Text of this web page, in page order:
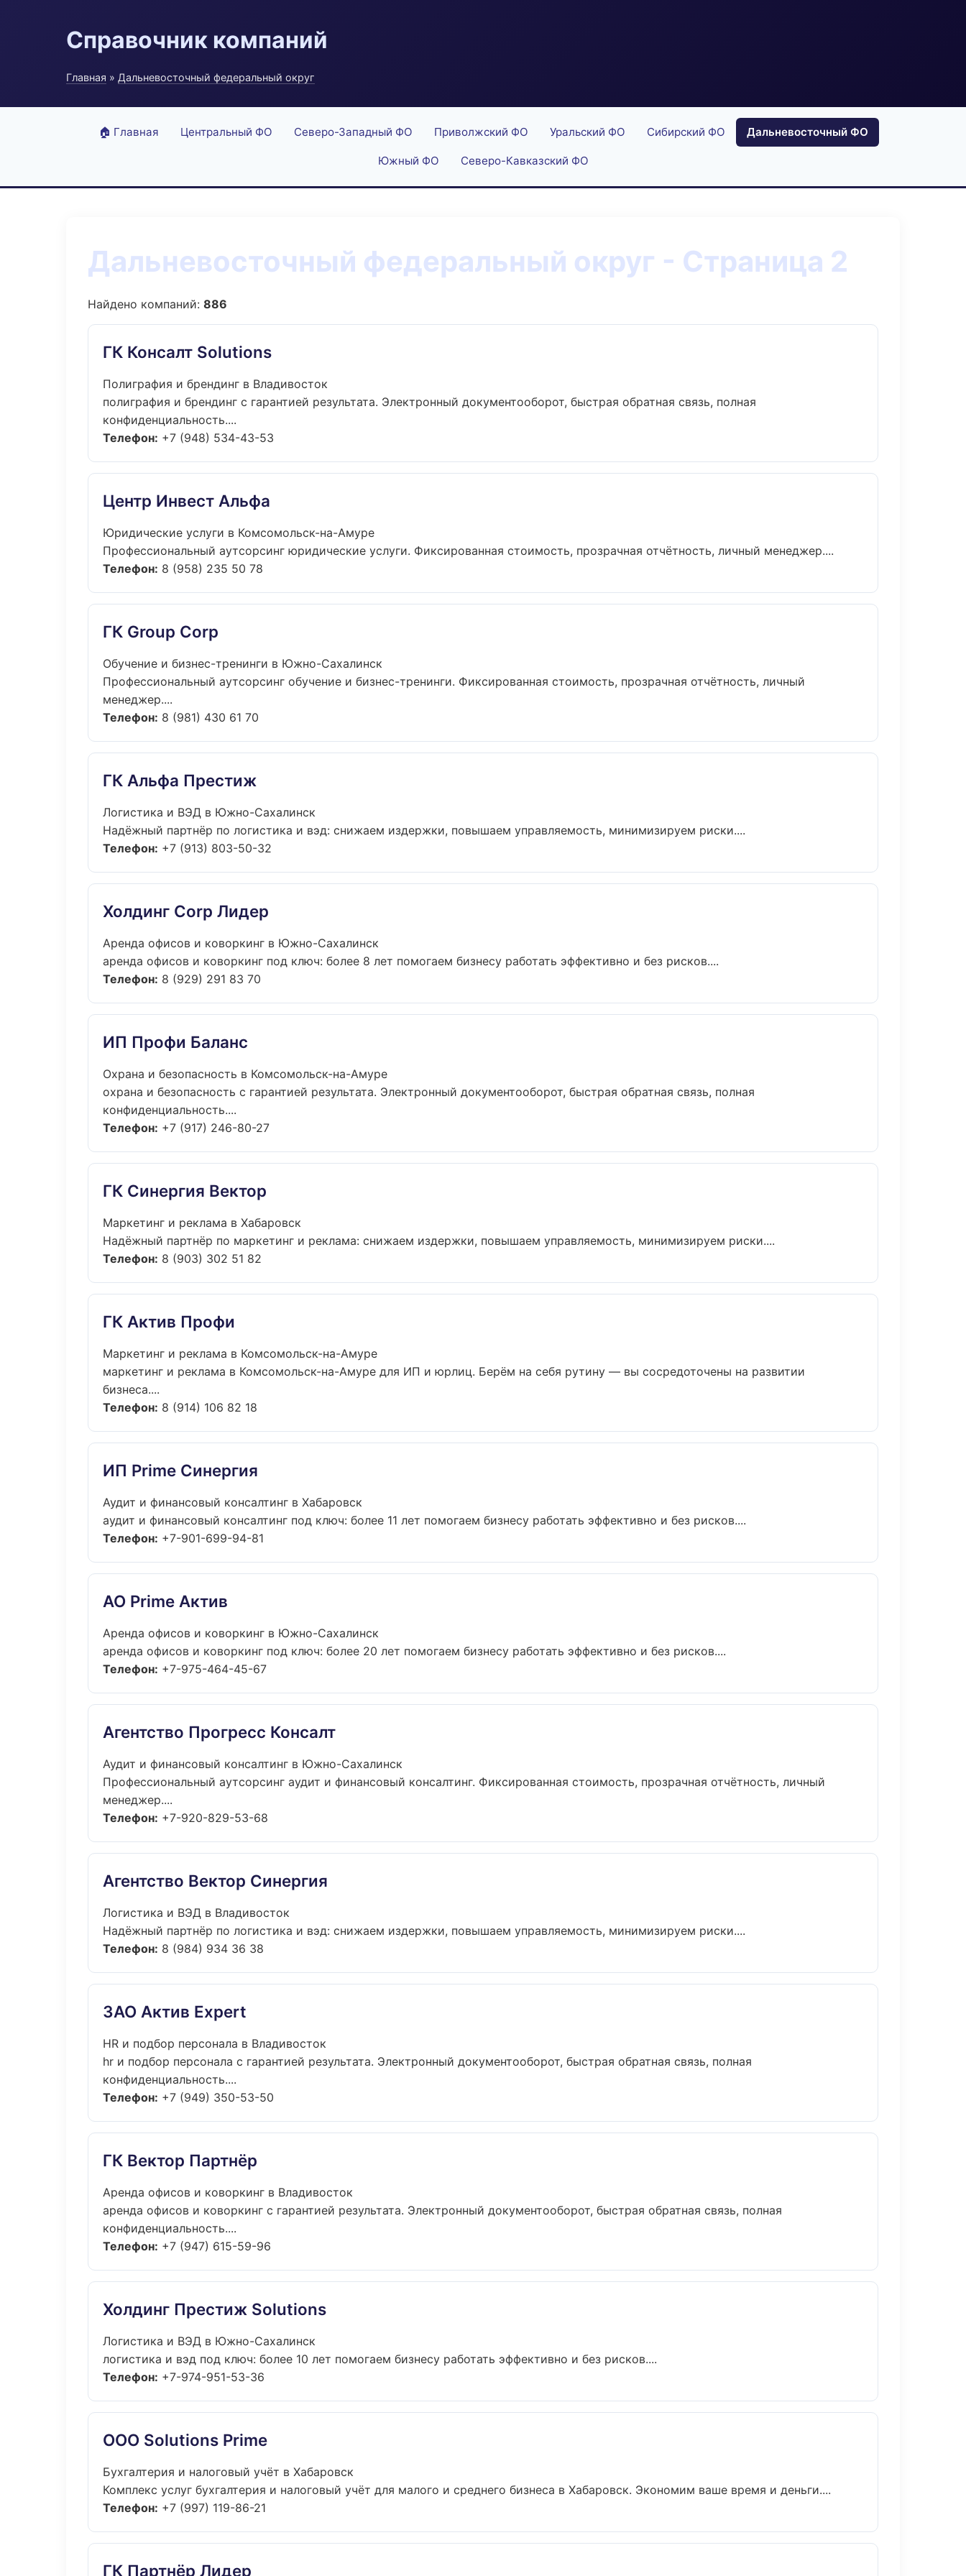
Справочник компаний
Главная » Дальневосточный федеральный округ
🏠 Главная Центральный ФО Северо-Западный ФО Приволжский ФО Уральский ФО Сибирский ФО Дальневосточный ФО
Южный ФО Северо-Кавказский ФО
Дальневосточный федеральный округ - Страница 2
Найдено компаний: 886
ГК Консалт Solutions
Полиграфия и брендинг в Владивосток
полиграфия и брендинг с гарантией результата. Электронный документооборот, быстрая обратная связь, полная
конфиденциальность....
Телефон: +7 (948) 534-43-53
Центр Инвест Альфа
Юридические услуги в Комсомольск-на-Амуре
Профессиональный аутсорсинг юридические услуги. Фиксированная стоимость, прозрачная отчётность, личный менеджер....
Телефон: 8 (958) 235 50 78
ГК Group Corp
Обучение и бизнес-тренинги в Южно-Сахалинск
Профессиональный аутсорсинг обучение и бизнес-тренинги. Фиксированная стоимость, прозрачная отчётность, личный
менеджер....
Телефон: 8 (981) 430 61 70
ГК Альфа Престиж
Логистика и ВЭД в Южно-Сахалинск
Надёжный партнёр по логистика и вэд: снижаем издержки, повышаем управляемость, минимизируем риски....
Телефон: +7 (913) 803-50-32
Холдинг Corp Лидер
Аренда офисов и коворкинг в Южно-Сахалинск
аренда офисов и коворкинг под ключ: более 8 лет помогаем бизнесу работать эффективно и без рисков....
Телефон: 8 (929) 291 83 70
ИП Профи Баланс
Охрана и безопасность в Комсомольск-на-Амуре
охрана и безопасность с гарантией результата. Электронный документооборот, быстрая обратная связь, полная
конфиденциальность....
Телефон: +7 (917) 246-80-27
ГК Синергия Вектор
Маркетинг и реклама в Хабаровск
Надёжный партнёр по маркетинг и реклама: снижаем издержки, повышаем управляемость, минимизируем риски....
Телефон: 8 (903) 302 51 82
ГК Актив Профи
Маркетинг и реклама в Комсомольск-на-Амуре
маркетинг и реклама в Комсомольск-на-Амуре для ИП и юрлиц. Берём на себя рутину — вы сосредоточены на развитии
бизнеса....
Телефон: 8 (914) 106 82 18
ИП Prime Синергия
Аудит и финансовый консалтинг в Хабаровск
аудит и финансовый консалтинг под ключ: более 11 лет помогаем бизнесу работать эффективно и без рисков....
Телефон: +7-901-699-94-81
АО Prime Актив
Аренда офисов и коворкинг в Южно-Сахалинск
аренда офисов и коворкинг под ключ: более 20 лет помогаем бизнесу работать эффективно и без рисков....
Телефон: +7-975-464-45-67
Агентство Прогресс Консалт
Аудит и финансовый консалтинг в Южно-Сахалинск
Профессиональный аутсорсинг аудит и финансовый консалтинг. Фиксированная стоимость, прозрачная отчётность, личный
менеджер....
Телефон: +7-920-829-53-68
Агентство Вектор Синергия
Логистика и ВЭД в Владивосток
Надёжный партнёр по логистика и вэд: снижаем издержки, повышаем управляемость, минимизируем риски....
Телефон: 8 (984) 934 36 38
ЗАО Актив Expert
HR и подбор персонала в Владивосток
hr и подбор персонала с гарантией результата. Электронный документооборот, быстрая обратная связь, полная
конфиденциальность....
Телефон: +7 (949) 350-53-50
ГК Вектор Партнёр
Аренда офисов и коворкинг в Владивосток
аренда офисов и коворкинг с гарантией результата. Электронный документооборот, быстрая обратная связь, полная
конфиденциальность....
Телефон: +7 (947) 615-59-96
Холдинг Престиж Solutions
Логистика и ВЭД в Южно-Сахалинск
логистика и вэд под ключ: более 10 лет помогаем бизнесу работать эффективно и без рисков....
Телефон: +7-974-951-53-36
ООО Solutions Prime
Бухгалтерия и налоговый учёт в Хабаровск
Комплекс услуг бухгалтерия и налоговый учёт для малого и среднего бизнеса в Хабаровск. Экономим ваше время и деньги....
Телефон: +7 (997) 119-86-21
ГК Партнёр Лидер